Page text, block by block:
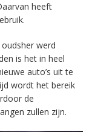
heeft
werd
is het in heel
auto’s uit te
wordt het bereik
de
zullen zijn.